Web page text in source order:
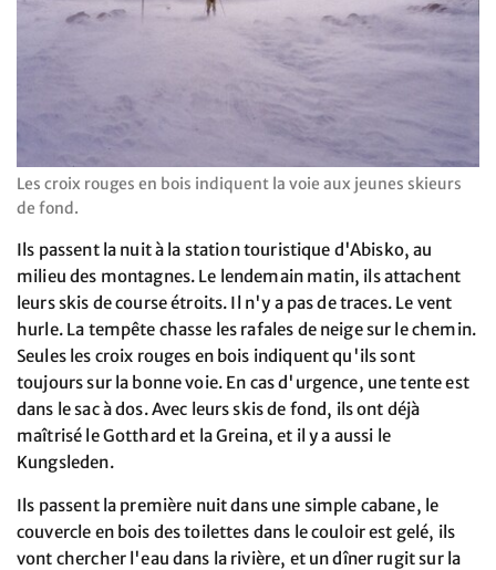
Les croix rouges en bois indiquent la voie aux jeunes skieurs
de fond.
Ils passent la nuit à la station touristique d'Abisko, au
milieu des montagnes. Le lendemain matin, ils attachent
leurs skis de course étroits. Il n'y a pas de traces. Le vent
hurle. La tempête chasse les rafales de neige sur le chemin.
Seules les croix rouges en bois indiquent qu'ils sont
toujours sur la bonne voie. En cas d'urgence, une tente est
dans le sac à dos. Avec leurs skis de fond, ils ont déjà
maîtrisé le Gotthard et la Greina, et il y a aussi le
Kungsleden.
Ils passent la première nuit dans une simple cabane, le
couvercle en bois des toilettes dans le couloir est gelé, ils
vont chercher l'eau dans la rivière, et un dîner rugit sur la